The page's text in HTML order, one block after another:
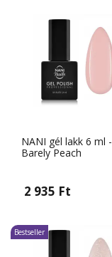
NANI gél lakk 6 ml -
Barely Peach
2 935 Ft
Bestseller